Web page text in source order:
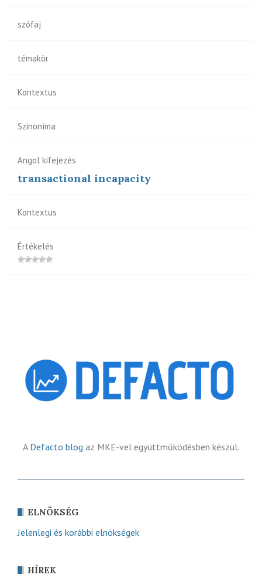
szófaj
témakör
Kontextus
Szinoníma
Angol kifejezés
transactional incapacity
Kontextus
Értékelés
A Defacto blog az MKE-vel együttműködésben készül.
ELNÖKSÉG
Jelenlegi és korábbi elnökségek
HÍREK